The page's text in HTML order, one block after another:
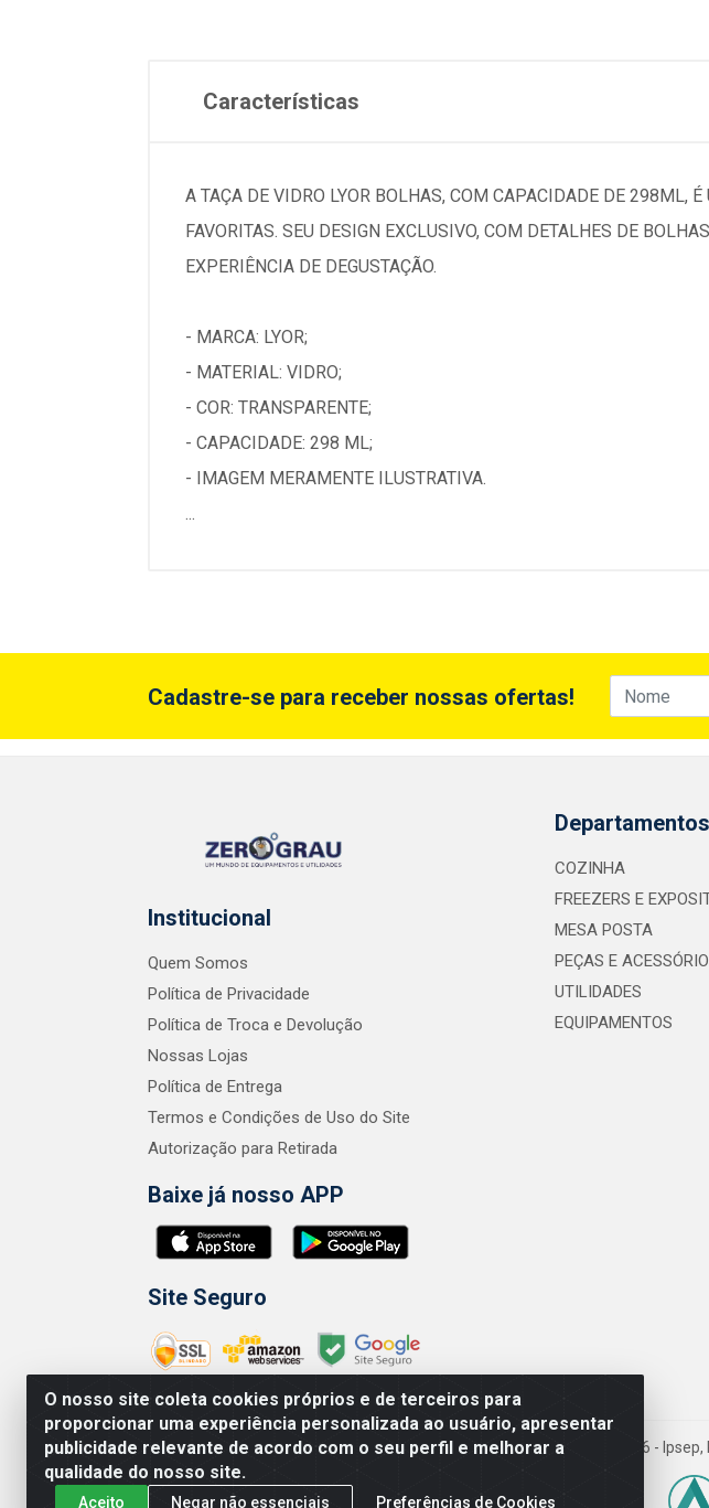
Características
A TAÇA DE VIDRO LYOR BOLHAS, COM CAPACIDADE DE 298ML,
FAVORITAS. SEU DESIGN EXCLUSIVO, COM DETALHES DE
EXPERIÊNCIA DE DEGUSTAÇÃO.
- MARCA: LYOR;
- MATERIAL: VIDRO;
- COR: TRANSPARENTE;
- CAPACIDADE: 298 ML;
- IMAGEM MERAMENTE ILUSTRATIVA.
...
O nosso site coleta cookies próprios e de terceiros para
proporcionar uma experiência personalizada ao usuário, apresentar
publicidade relevante de acordo com o seu perfil e melhorar a
qualidade do nosso site.
Aceito Negar não essenciais Preferências de Cookies
Cadastre-se para receber nossas ofertas!
Institucional
Quem Somos
Política de Privacidade
Política de Troca e Devolução
Nossas Lojas
Política de Entrega
Termos e Condições de Uso do Site
Autorização para Retirada
Baixe já nosso APP
Site Seguro
Departamentos
COZINHA
FREEZERS E
MESA POSTA
PEÇAS E
UTILIDADES
EQUIPAMENTOS
Zero Grau - Rua Jean Emile Favre, 746 -